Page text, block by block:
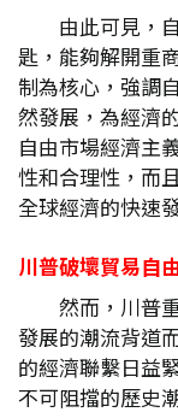
由此可見，
匙，能夠解開重
制為核心，強調
然發展，為經濟
自由市場經濟主
性和合理性，而
全球經濟的快速
川普破壞貿易自
然而，川普
發展的潮流背道
的經濟聯繫日益
不可阻擋的歷史